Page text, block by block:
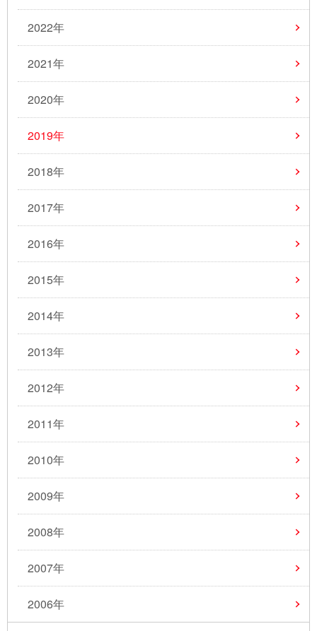
2022年
2021年
2020年
2019年
2018年
2017年
2016年
2015年
2014年
2013年
2012年
2011年
2010年
2009年
2008年
2007年
2006年